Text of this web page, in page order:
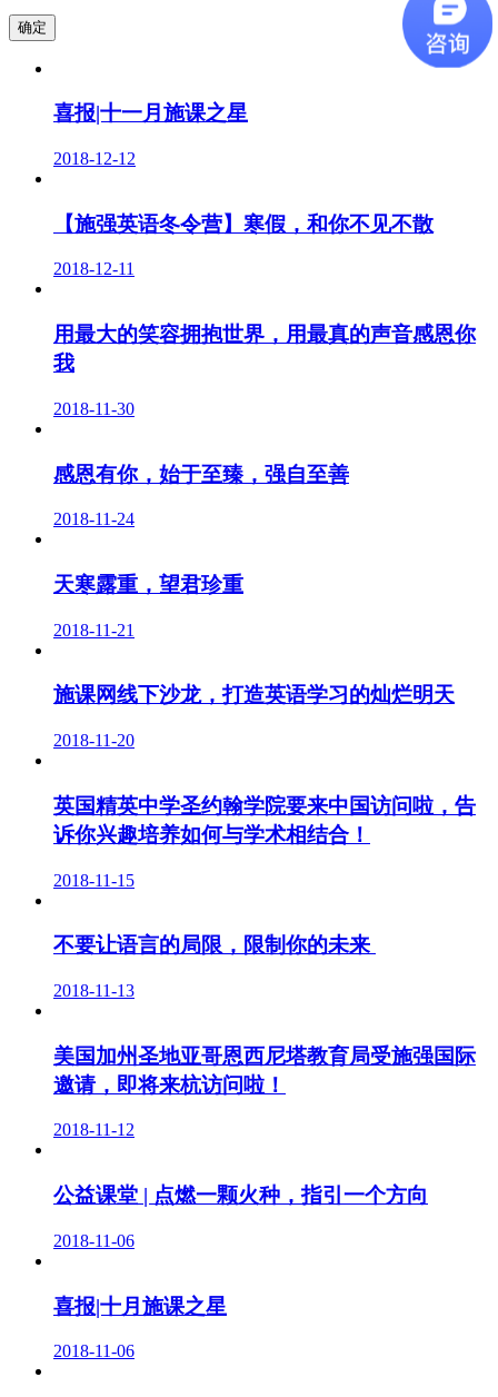
喜报|十一月施课之星
2018-12-12
【施强英语冬令营】寒假，和你不见不散
2018-12-11
用最大的笑容拥抱世界，用最真的声音感恩你
我
2018-11-30
感恩有你，始于至臻，强自至善
2018-11-24
天寒露重，望君珍重
2018-11-21
施课网线下沙龙，打造英语学习的灿烂明天
2018-11-20
英国精英中学圣约翰学院要来中国访问啦，告
诉你兴趣培养如何与学术相结合！
2018-11-15
不要让语言的局限，限制你的未来 ​
2018-11-13
美国加州圣地亚哥恩西尼塔教育局受施强国际
邀请，即将来杭访问啦！
2018-11-12
公益课堂 | 点燃一颗火种，指引一个方向
2018-11-06
喜报|十月施课之星
2018-11-06